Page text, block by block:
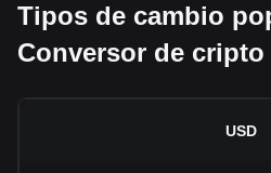
Entorno regulatorio:
Las
gubernamentales en torno a las
pueden aumentar la confianza de
Tipos de cambio
Conversor de cripto
USD